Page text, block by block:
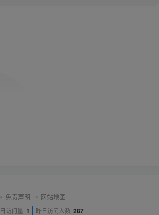
免责声明 网站地图
访问量 1 昨日访问人数 287